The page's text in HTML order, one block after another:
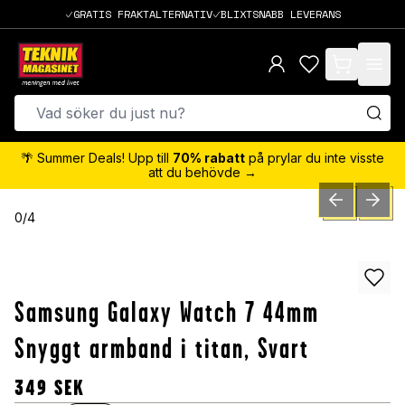
GRATIS FRAKTALTERNATIV BLIXTSNABB LEVERANS
items in cart,
🌴 Summer Deals! Upp till 70% rabatt på prylar du inte visste
att du behövde →
0/4 PREVIOUSNEXT
Samsung Galaxy Watch 7 44mm
Snyggt armband i titan, Svart
349 SEK